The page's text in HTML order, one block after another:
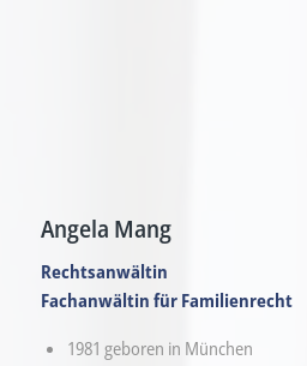
Angela Mang
Rechtsanwältin
Fachanwältin für Familienrecht
1981 geboren in München